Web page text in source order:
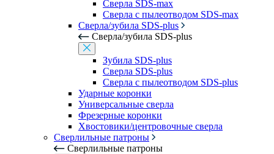
Сверла SDS-max
Сверла с пылеотводом SDS-max
Сверла/зубила SDS-plus
Сверла/зубила SDS-plus
Зубила SDS-plus
Сверла SDS-plus
Сверла с пылеотводом SDS-plus
Ударные коронки
Универсальные сверла
Фрезерные коронки
Хвостовики/центровочные сверла
Сверлильные патроны
Сверлильные патроны